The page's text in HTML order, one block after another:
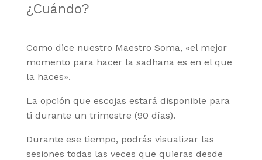
¿Cuándo?
Como dice nuestro Maestro Soma, «el mejor
momento para hacer la sadhana es en el que
la haces».
La opción que escojas estará disponible para
ti durante un trimestre (90 días).
Durante ese tiempo, podrás visualizar las
sesiones todas las veces que quieras desde